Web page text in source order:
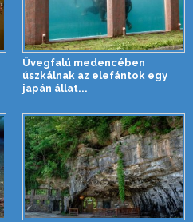
Üvegfalú medencében
úszkálnak az elefántok egy
japán állat...